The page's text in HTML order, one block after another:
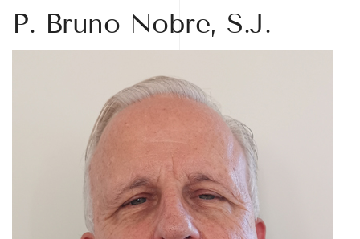
P. Bruno Nobre, S.J.